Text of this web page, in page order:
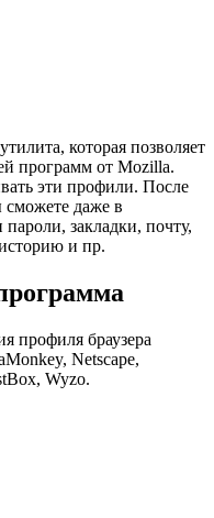
которая позволяет
программ от Mozilla.
эти профили. После
даже в
закладки, почту,
и пр.
профиля браузера
Netscape,
Wyzo.